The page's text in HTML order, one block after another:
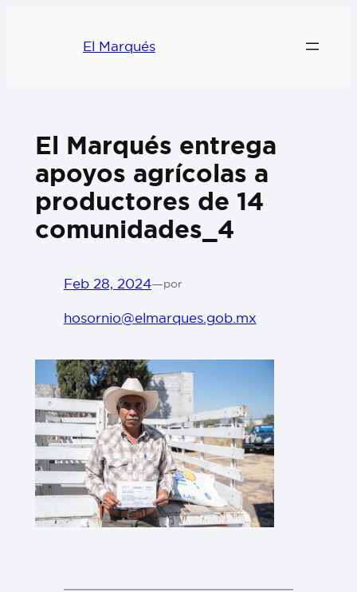
El Marqués
El Marqués entrega
apoyos agrícolas a
productores de 14
comunidades_4
Feb 28, 2024—por
hosornio@elmarques.gob.mx